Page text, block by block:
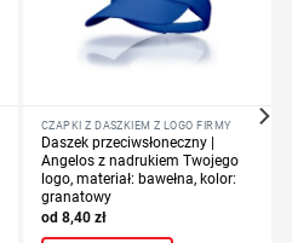
CZAPKI Z DASZKIEM Z LOGO FIRMY
Daszek przeciwsłoneczny |
Angelos z nadrukiem Twojego
logo, materiał: bawełna, kolor:
granatowy
8,40 zł